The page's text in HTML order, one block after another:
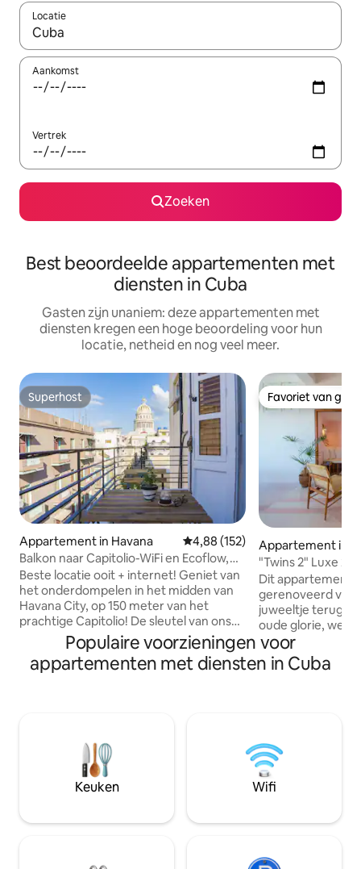
Locatie
Wanneer er resultaten beschikbaar zijn, maak je een keuze
Aankomst
Vertrek
Zoeken
Best beoordeelde appartementen met
diensten in Cuba
Gasten zijn unaniem: deze appartementen met
diensten kregen een hoge beoordeling voor hun
locatie, netheid en nog veel meer.
Superhost
Superhost
Appartement in Havana Gemiddelde beoordeling van
4,88 (152)
Balkon naar Capitolio-WiFi en Ecoflow,
KOC, 2 BR
Beste locatie ooit + internet! Geniet van
het onderdompelen in het midden van
Havana City, op 150 meter van het
prachtige Capitolio! De sleutel van ons
aanbod is om je rechtstreeks in contact
te brengen met de Cubaanse cultuur en
manieren van leven. Wij zijn een team
Amerikaanse reizigers als er om wordt
gevraagd, kunnen we een brief sturen
waarin wordt bevestigd dat we hosts
zijn onder DE REISCATEGORIE
MENSEN'.
Favoriet van
Favoriet van
Appartement in
"Twins 2" Luxe
inbegrepen)
Dit appartement
gerenoveerd van
juweeltje terug
oude glorie,
"Twin" aan de
combineert
comfort dat
kunt gebruiken.
op de 5e
prachtig uitzicht
zeldzame vondst
Populaire voorzieningen voor
appartementen met diensten in Cuba
Keuken Wifi